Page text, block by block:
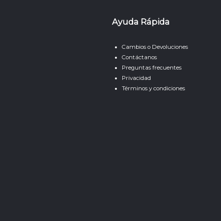
Ayuda Rápida
Cambios o Devoluciones
Contáctanos
Preguntas frecuentes
Privacidad
Términos y condiciones